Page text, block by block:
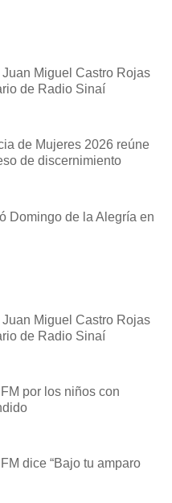
Miguel Castro Rojas
de Radio Sinaí
de Mujeres 2026 reúne
de discernimiento
Domingo de la Alegría en
Miguel Castro Rojas
de Radio Sinaí
por los niños con
dice “Bajo tu amparo